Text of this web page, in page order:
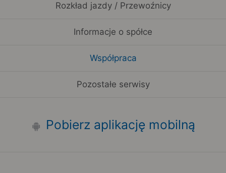
Rozkład jazdy / Przewoźnicy
Informacje o spółce
Współpraca
Pozostałe serwisy
Pobierz aplikację mobilną